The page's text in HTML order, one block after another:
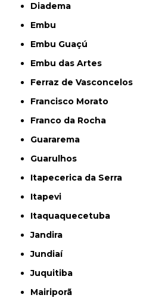
Diadema
Embu
Embu Guaçú
Embu das Artes
Ferraz de Vasconcelos
Francisco Morato
Franco da Rocha
Guararema
Guarulhos
Itapecerica da Serra
Itapevi
Itaquaquecetuba
Jandira
Jundiaí
Juquitiba
Mairiporã